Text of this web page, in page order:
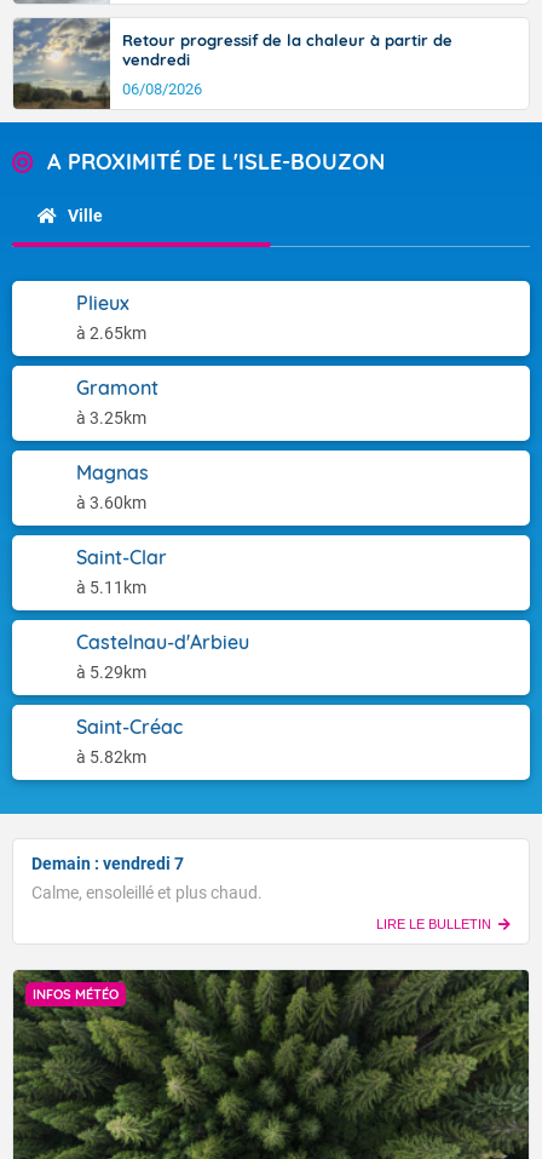
Retour progressif de la chaleur à partir de
vendredi
06/08/2026
A PROXIMITÉ DE L'ISLE-BOUZON
Ville
Plieux
à 2.65km
Gramont
à 3.25km
Magnas
à 3.60km
Saint-Clar
à 5.11km
Castelnau-d'Arbieu
à 5.29km
Saint-Créac
à 5.82km
Demain : vendredi 7
Calme, ensoleillé et plus chaud.
LIRE LE BULLETIN
INFOS MÉTÉO